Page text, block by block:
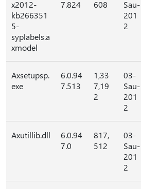
x2012-
kb266351
5-
syplabels.a
xmodel
7.824 608
Sau-
201
2
Axsetupsp.
exe
6.0.94
7.513
1,33
7,19
2
03-
Sau-
201
2
Axutillib.dll
6.0.94
7.0
817,
512
03-
Sau-
201
2